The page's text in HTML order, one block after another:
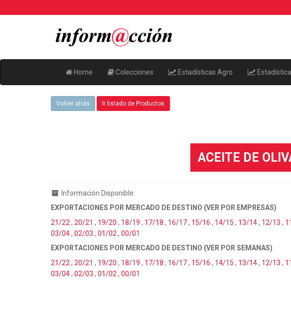
Home Colecciones Estadísticas Agro
Volver atrás Ir listado de Productos
ACEITE DE
Información Disponible:
EXPORTACIONES POR MERCADO DE DESTINO (VER POR EMPRESAS)
21/22 , 20/21 , 19/20 , 18/19 , 17/18 , 16/17, 15/16 , 14/15 , 13/14, 12/13 ,
03/04, 02/03 , 01/02 , 00/01
EXPORTACIONES POR MERCADO DE DESTINO (VER POR SEMANAS)
21/22 , 20/21 , 19/20 , 18/19 , 17/18 , 16/17, 15/16 , 14/15 , 13/14, 12/13 ,
03/04, 02/03 , 01/02 , 00/01